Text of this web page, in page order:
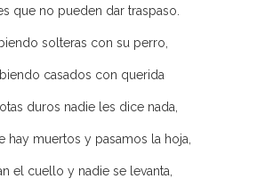
que no pueden dar traspaso.
solteras con su perro,
casados con querida
duros nadie les dice nada,
hay muertos y pasamos la hoja,
el cuello y nadie se levanta,